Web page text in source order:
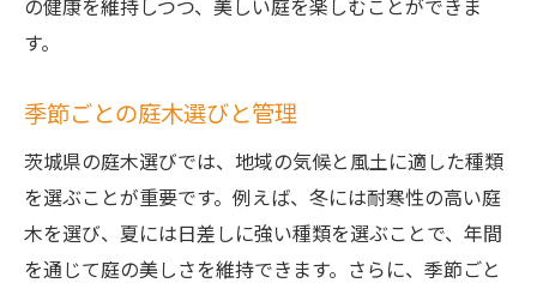
の健康を維持しつつ、美しい庭を楽しむことができま
す。
季節ごとの庭木選びと管理
茨城県の庭木選びでは、地域の気候と風土に適した種類
を選ぶことが重要です。例えば、冬には耐寒性の高い庭
木を選び、夏には日差しに強い種類を選ぶことで、年間
を通じて庭の美しさを維持できます。さらに、季節ごと